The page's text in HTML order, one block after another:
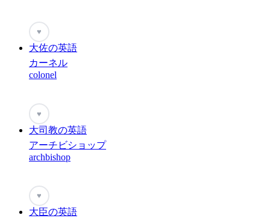
♥
大佐の英語
カーネル
colonel
♥
大司教の英語
アーチビショップ
archbishop
♥
大臣の英語